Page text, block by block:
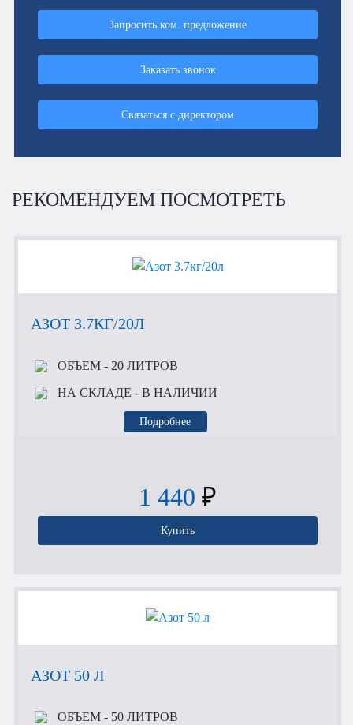
Запросить ком. предложение
Заказать звонок
Связаться с директором
РЕКОМЕНДУЕМ ПОСМОТРЕТЬ
АЗОТ 3.7КГ/20Л
ОБЪЕМ- 20 ЛИТРОВ
НА СКЛАДЕ - В НАЛИЧИИ
Подробнее
1 440 ₽
Купить
АЗОТ 50 Л
ОБЪЕМ- 50 ЛИТРОВ